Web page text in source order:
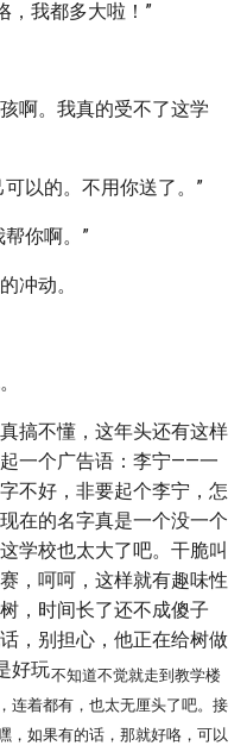
，我都多大啦！”
啊。我真的受不了这学
以的。不用你送了。”
你啊。”
冲动。
搞不懂，这年头还有这样
一个广告语：李宁——一
不好，非要起个李宁，怎
在的名字真是一个没一个
学校也太大了吧。干脆叫
，呵呵，这样就有趣味性
，时间长了还不成傻子
，别担心，他正在给树做
好玩不知道不觉就走到教学楼
连着都有，也太无厘头了吧。接
，如果有的话，那就好咯，可以